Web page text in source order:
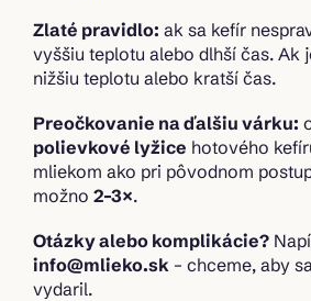
Zlaté pravidlo: ak sa kefír
vyššiu teplotu alebo dlhší čas. Ak
nižšiu teplotu alebo kratší čas.
Preočkovanie na ďalšiu várku:
polievkové lyžice hotového
mliekom ako pri pôvodnom
možno 2–3×.
Otázky alebo komplikácie?
info@mlieko.sk – chceme, aby
vydaril.